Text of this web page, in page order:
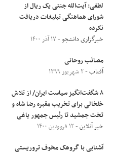
لطفی: آیت‌الله جنتی یک ریال از
شورای هماهنگی تبلیغات دریافت
نکرده
خبرگزاری دانشجو- ۱۷ آذر ۱۴۰۰
مصائب روحانی
آفتاب- ۲ شهریور ۱۳۹۹
۸ شگفت‌انگیز سیاست ایران/ از تلاش
خلخالی برای تخریب مقبره رضا شاه و
تخت جمشید تا رئیس جمهور یاغی
خبر آنلاین- ۱۲ فروردین ۱۴۰۰
آشنایی با گروهک مخوف تروریستی